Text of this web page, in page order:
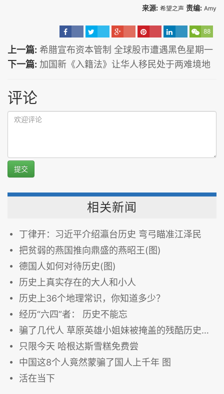
来源: 希望之声 责编: Amy
88
上一篇: 希腊宣布资本管制 全球股市遭遇黑色星期一
下一篇: 加国新《入籍法》让华人移民处于两难境地
评论
提交
相关新闻
丁律开：习近平介绍瀛台历史 弯弓瞄准江泽民
把贫弱的燕国推向鼎盛的燕昭王(图)
德国人如何对待历史(图)
历史上真实存在的大人和小人
历史上36个地理常识，你知道多少？
经历“六四”者： 历史不能忘
骗了几代人 草原英雄小姐妹被掩盖的残酷历史真相（图）
只限今天 哈根达斯雪糕免费尝
中国这8个人竟然蒙骗了国人上千年 图
活在当下